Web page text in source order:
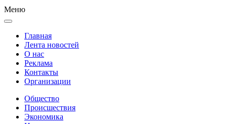
Меню
Главная
Лента новостей
О нас
Реклама
Контакты
Организации
Общество
Происшествия
Экономика